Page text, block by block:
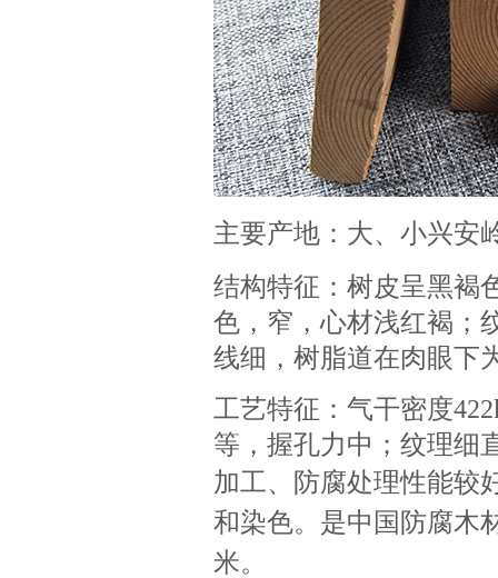
主要产地：大、小兴安
结构特征：树皮呈黑褐
色，窄，心材浅红褐；
线细，树脂道在肉眼下
工艺特征：气干密度
等，握孔力中；纹理细
加工、防腐处理性能较
和染色。是中国防腐木
米。